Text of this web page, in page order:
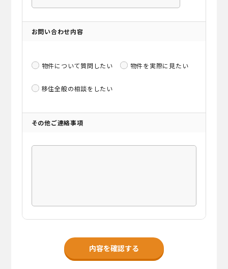
お問い合わせ内容
物件について質問したい 物件を実際に見たい
移住全般の相談をしたい
その他ご連絡事項